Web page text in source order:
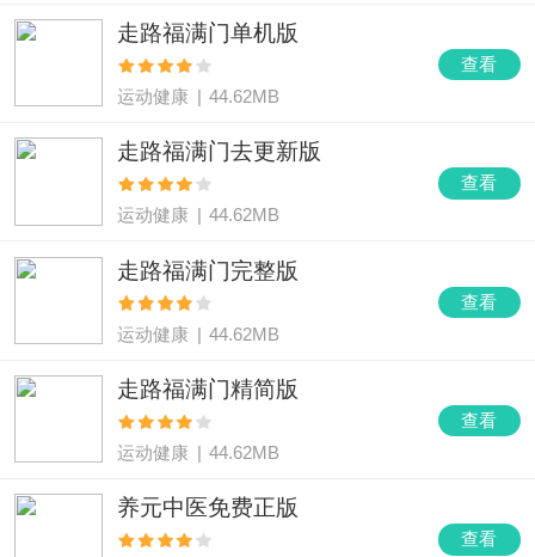
查看
走路福满门单机版
运动健康 | 44.62MB
查看
走路福满门去更新版
运动健康 | 44.62MB
查看
走路福满门完整版
运动健康 | 44.62MB
查看
走路福满门精简版
运动健康 | 44.62MB
查看
养元中医免费正版